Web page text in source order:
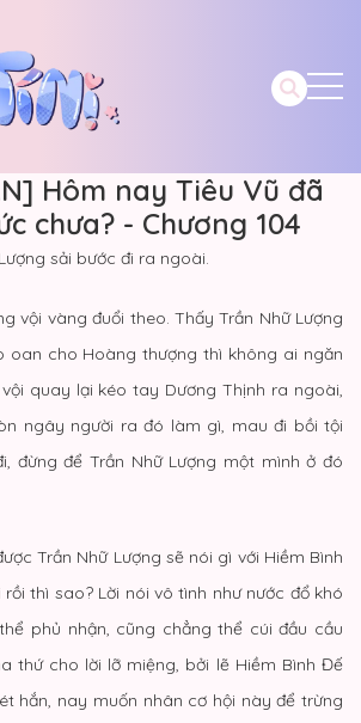
Hôm nay Tiêu Vũ đã
chưa? - Chương 104
sải bước đi ra ngoài.
vội vàng đuổi theo. Thấy Trần Nhữ Lượng
oan cho Hoàng thượng thì không ai ngăn
quay lại kéo tay Dương Thịnh ra ngoài,
ngây người ra đó làm gì, mau đi bồi tội
đừng để Trần Nhữ Lượng một mình ở đó
Trần Nhữ Lượng sẽ nói gì với Hiềm Bình
thì sao? Lời nói vô tình như nước đổ khó
phủ nhận, cũng chẳng thể cúi đầu cầu
thứ cho lời lỡ miệng, bởi lẽ Hiềm Bình Đế
hắn, nay muốn nhân cơ hội này để trừng